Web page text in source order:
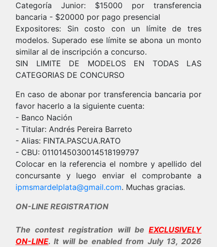
Categoría Junior: $15000 por transferencia
bancaria - $20000 por pago presencial
Expositores: Sin costo con un límite de tres
modelos. Superado ese límite se abona un monto
similar al de inscripción a concurso.
SIN LIMITE DE MODELOS EN TODAS LAS
CATEGORIAS DE CONCURSO
En caso de abonar por transferencia bancaria por
favor hacerlo a la siguiente cuenta:
- Banco Nación
- Titular: Andrés Pereira Barreto
- Alias: FINTA.PASCUA.RATO
- CBU: 0110145030014518199797
Colocar en la referencia el nombre y apellido del
concursante y luego enviar el comprobante a
ipmsmardelplata@gmail.com. Muchas gracias.
ON-LINE REGISTRATION
The contest registration will be EXCLUSIVELY
ON-LINE. It will be enabled from July 13, 2026